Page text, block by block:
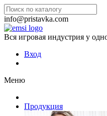
info@pristavka.com
Вся игровая индустрия у
Вход
Меню
Продукция